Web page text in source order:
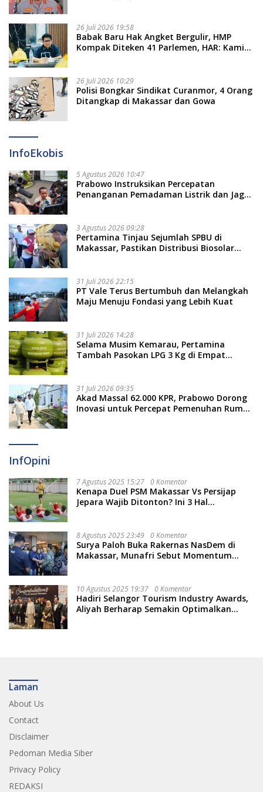
26 Juli 2026 19:58
​Babak Baru Hak Angket Bergulir, HMP
Kompak Diteken 41 Parlemen, HAR: Kami
26 Juli 2026 10:29
Polisi Bongkar Sindikat Curanmor, 4 Orang
Ditangkap di Makassar dan Gowa
InfoEkobis
5 Agustus 2026 10:47
Prabowo Instruksikan Percepatan
Penanganan Pemadaman Listrik dan Jaga
3 Agustus 2026 09:28
Pertamina Tinjau Sejumlah SPBU di
Makassar, Pastikan Distribusi Biosolar
31 Juli 2026 22:15
PT Vale Terus Bertumbuh dan Melangkah
Maju Menuju Fondasi yang Lebih Kuat
31 Juli 2026 14:28
Selama Musim Kemarau, Pertamina
Tambah Pasokan LPG 3 Kg di Empat
31 Juli 2026 09:35
Akad Massal 62.000 KPR, Prabowo Dorong
Inovasi untuk Percepat Pemenuhan Rumah
InfOpini
7 Agustus 2025 15:27 0 Komentar
Kenapa Duel PSM Makassar Vs Persijap
Jepara Wajib Ditonton? Ini 3 Hal
8 Agustus 2025 23:49 0 Komentar
Surya Paloh Buka Rakernas NasDem di
Makassar, Munafri Sebut Momentum
10 Agustus 2025 19:37 0 Komentar
Hadiri Selangor Tourism Industry Awards,
Aliyah Berharap Semakin Optimalkan
Laman
About Us
Contact
Disclaimer
Pedoman Media Siber
Privacy Policy
REDAKSI